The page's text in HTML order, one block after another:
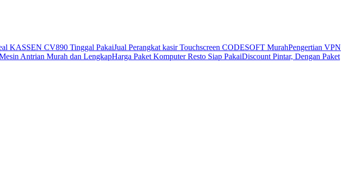
KASSEN CV890 Tinggal PakaiJual Perangkat kasir Touchscreen CODESOFT MurahPengertian VPN
Antrian Murah dan LengkapHarga Paket Komputer Resto Siap PakaiDiscount Pintar, Dengan Paket